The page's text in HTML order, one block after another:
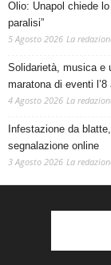
Olio: Unapol chiede
paralisi”
5 Agosto 2026 La
Solidarietà, musica e
maratona di eventi
4 Agosto 2026 La
Infestazione da
segnalazione online
3 Agosto 2026 La